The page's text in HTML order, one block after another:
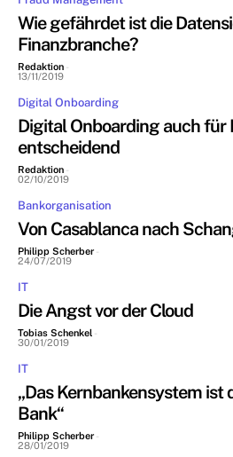
Wie gefährdet ist die
Finanzbranche?
Redaktion -
13/11/2019
Digital Onboarding
Digital Onboarding auch für
entscheidend
Redaktion -
02/10/2019
Bankorganisation
Von Casablanca nach
Philipp Scherber -
24/07/2019
IT
Die Angst vor der Cloud
Tobias Schenkel -
30/01/2019
IT
„Das Kernbankensystem ist
Bank“
Philipp Scherber -
28/01/2019